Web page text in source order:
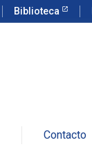
Biblioteca
Contacto